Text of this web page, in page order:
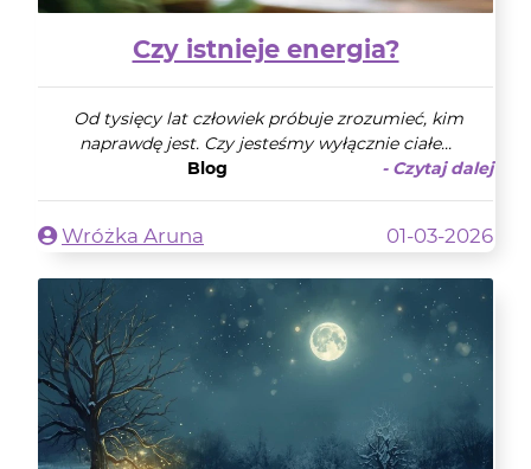
Czy istnieje energia?
Od tysięcy lat człowiek próbuje zrozumieć, kim
naprawdę jest. Czy jesteśmy wyłącznie ciałe...
Blog
- Czytaj dalej
Wróżka Aruna 01-03-2026